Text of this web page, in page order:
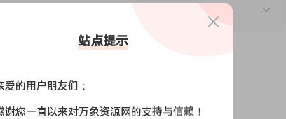
站点提示
爱的用户朋友们：
谢您一直以来对万象资源网的支持与信赖！